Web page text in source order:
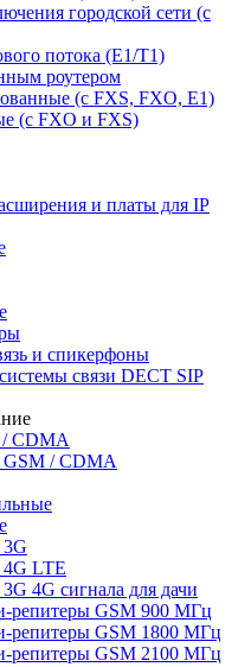
городской сети (с
потока (E1/T1)
роутером
(c FXS, FXO, E1)
(с FXO и FXS)
и платы для IP
и спикерфоны
связи DECT SIP
CDMA
GSM / CDMA
LTE
4G сигнала для дачи
репитеры GSM 900 МГц
репитеры GSM 1800 МГц
репитеры GSM 2100 МГц